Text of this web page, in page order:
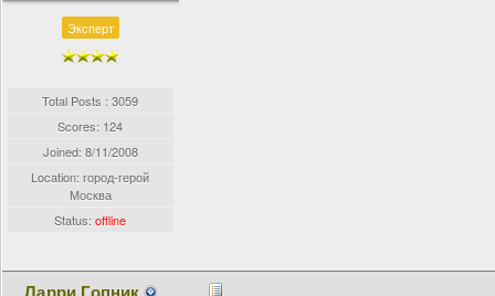
Эксперт
Total Posts : 3059
Scores: 124
Joined: 8/11/2008
Location: город-герой
Москва
Status:offline